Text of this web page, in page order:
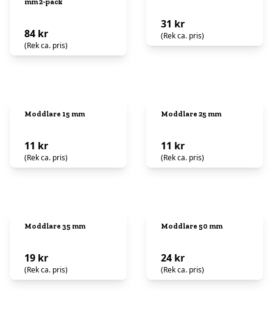
mm 2-pack
84 kr
(Rek ca. pris)
31 kr
(Rek ca. pris)
Moddlare 15 mm
11 kr
(Rek ca. pris)
Moddlare 25 mm
11 kr
(Rek ca. pris)
Moddlare 35 mm
19 kr
(Rek ca. pris)
Moddlare 50 mm
24 kr
(Rek ca. pris)